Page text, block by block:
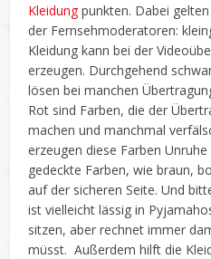
Kleidungpunkten. Dabei
der Fernsehmoderatoren:
Kleidung kann bei der
erzeugen. Durchgehend
lösen bei manchen
Rot sind Farben, die der
machen und manchmal
erzeugen diese Farben
gedeckte Farben, wie braun,
auf der sicheren Seite. Und
ist vielleicht lässig in
sitzen, aber rechnet immer
müsst. Außerdem hilft die